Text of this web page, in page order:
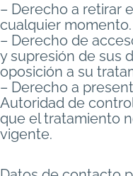
– Derecho a retirar
cualquier momento.
– Derecho de
y supresión de sus
oposición a su
– Derecho a
Autoridad de
que el tratamiento
vigente.